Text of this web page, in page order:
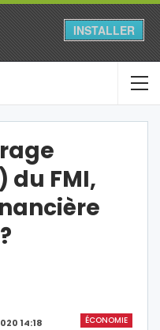
INSTALLER
du FMI,
ÉCONOMIE
14:18